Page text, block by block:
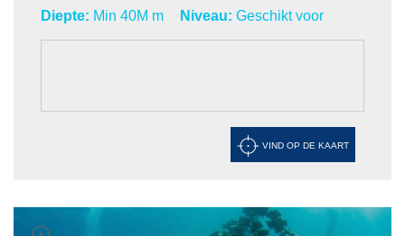
Diepte: Min 40M m Niveau: Geschikt voor
VIND OP DE KAART